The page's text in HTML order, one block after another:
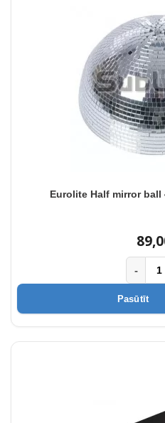
Eurolite Half mirror
-
Pasūtīt